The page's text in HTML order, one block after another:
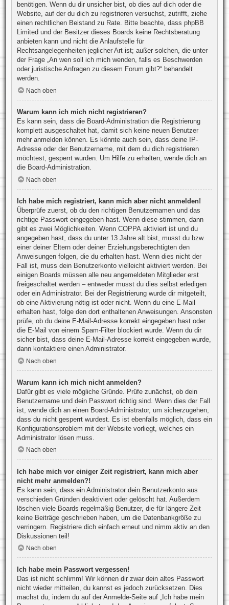
benötigen. Wenn du dir unsicher bist, ob dies auf dich oder die
Website, auf der du dich zu registrieren versuchst, zutrifft, ziehe
einen rechtlichen Beistand zu Rate. Bitte beachte, dass phpBB
Limited und der Besitzer dieses Boards keine Rechtsberatung
anbieten kann und nicht die Anlaufstelle für
Rechtsangelegenheiten jeglicher Art ist; außer solchen, die unter
der Frage „An wen soll ich mich wenden, falls es Beschwerden
oder juristische Anfragen zu diesem Forum gibt?“ behandelt
werden.
Nach oben
Warum kann ich mich nicht registrieren?
Es kann sein, dass die Board-Administration die Registrierung
komplett ausgeschaltet hat, damit sich keine neuen Benutzer
mehr anmelden können. Es könnte auch sein, dass deine IP-
Adresse oder der Benutzername, mit dem du dich registrieren
möchtest, gesperrt wurden. Um Hilfe zu erhalten, wende dich an
die Board-Administration.
Nach oben
Ich habe mich registriert, kann mich aber nicht anmelden!
Überprüfe zuerst, ob du den richtigen Benutzernamen und das
richtige Passwort eingegeben hast. Wenn diese stimmen, dann
gibt es zwei Möglichkeiten. Wenn COPPAaktiviert ist und du
angegeben hast, dass du unter 13 Jahre alt bist, musst du bzw.
einer deiner Eltern oder deiner Erziehungsberechtigten den
Anweisungen folgen, die du erhalten hast. Wenn dies nicht der
Fall ist, muss dein Benutzerkonto vielleicht aktiviert werden. Bei
einigen Boards müssen alle neu angemeldeten Mitglieder erst
freigeschaltet werden – entweder musst du dies selbst erledigen
oder ein Administrator. Bei der Registrierung wurde dir mitgeteilt,
ob eine Aktivierung nötig ist oder nicht. Wenn du eine E-Mail
erhalten hast, folge den dort enthaltenen Anweisungen. Ansonsten
prüfe, ob du deine E-Mail-Adresse korrekt eingegeben hast oder
die E-Mail von einem Spam-Filter blockiert wurde. Wenn du dir
sicher bist, dass deine E-Mail-Adresse korrekt eingegeben wurde,
dann kontaktiere einen Administrator.
Nach oben
Warum kann ich mich nicht anmelden?
Dafür gibt es viele mögliche Gründe. Prüfe zunächst, ob dein
Benutzername und dein Passwort richtig sind. Wenn dies der Fall
ist, wende dich an einen Board-Administrator, um sicherzugehen,
dass du nicht gesperrt wurdest. Es ist ebenfalls möglich, dass ein
Konfigurationsproblem mit der Website vorliegt, welches ein
Administrator lösen muss.
Nach oben
Ich habe mich vor einiger Zeit registriert, kann mich aber
nicht mehr anmelden?!
Es kann sein, dass ein Administrator dein Benutzerkonto aus
verschieden Gründen deaktiviert oder gelöscht hat. Außerdem
löschen viele Boards regelmäßig Benutzer, die für längere Zeit
keine Beiträge geschrieben haben, um die Datenbankgröße zu
verringern. Registriere dich einfach erneut und nimm aktiv an den
Diskussionen teil!
Nach oben
Ich habe mein Passwort vergessen!
Das ist nicht schlimm! Wir können dir zwar dein altes Passwort
nicht wieder mitteilen, du kannst es jedoch zurücksetzen. Dies
machst du, indem du auf der Anmelde-Seite auf „Ich habe mein